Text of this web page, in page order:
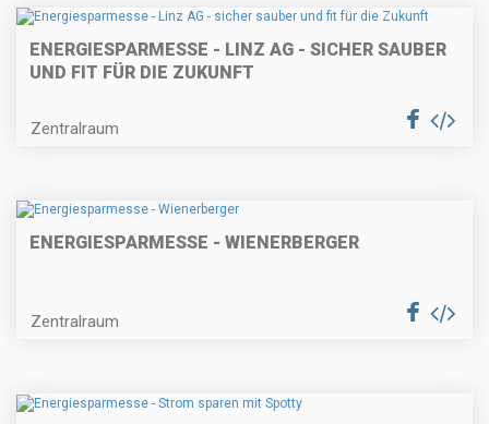
ENERGIESPARMESSE - LINZ AG - SICHER SAUBER
UND FIT FÜR DIE ZUKUNFT
Zentralraum
ENERGIESPARMESSE - WIENERBERGER
Zentralraum